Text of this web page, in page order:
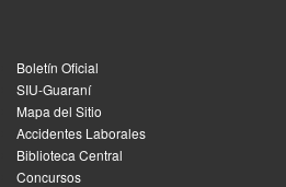
Boletín Oficial
SIU-Guaraní
Mapa del Sitio
Accidentes Laborales
Biblioteca Central
Concursos